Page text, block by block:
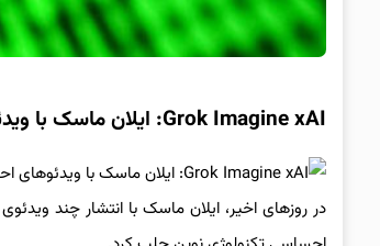
Grok Imagine xAI: ایلان ماسک با ویدئوهای احساسی هوش مصنوعی جهان را شوکه کرد!